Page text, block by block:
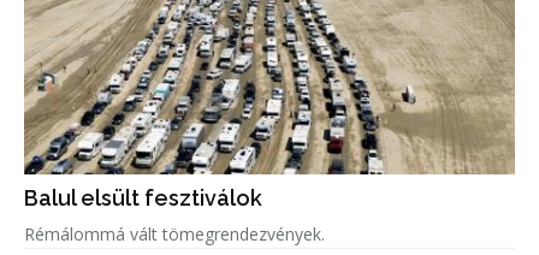
Balul elsült fesztiválok
Rémálommá vált tömegrendezvények.